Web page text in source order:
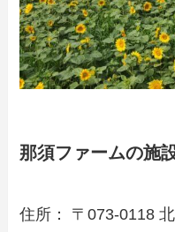
那須ファームの施
住所： 〒073-0118